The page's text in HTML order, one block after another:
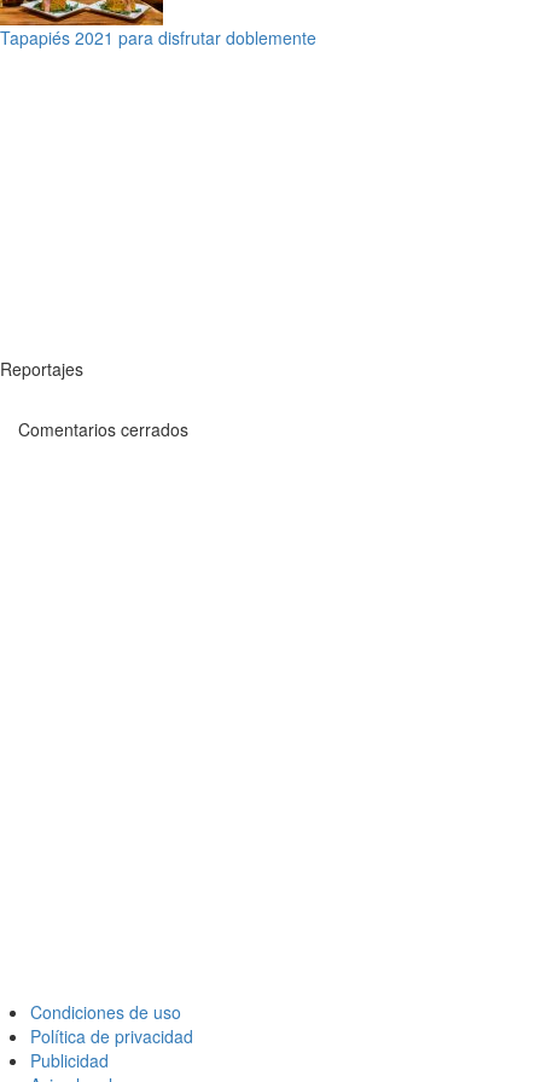
Tapapiés 2021 para disfrutar doblemente
Reportajes
Comentarios cerrados
Condiciones de uso
Política de privacidad
Publicidad